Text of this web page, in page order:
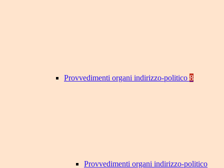
Provvedimenti organi indirizzo-politico 8
Provvedimenti organi indirizzo-politico